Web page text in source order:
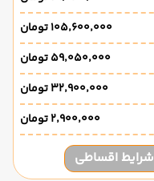
۱۰۵٬۶۰۰٬۰۰۰ تومان
۵۹٬۰۵۰٬۰۰۰ تومان
۳۲٬۹۰۰٬۰۰۰ تومان
۲٬۹۰۰٬۰۰۰ تومان
شرایط اقساطی